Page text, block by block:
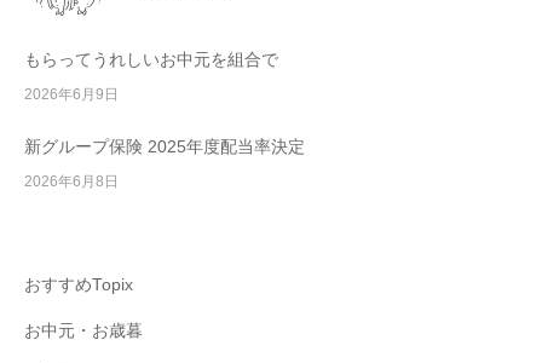
もらってうれしいお中元を組合で
2026年6月9日
新グループ保険 2025年度配当率決定
2026年6月8日
おすすめTopix
お中元・お歳暮